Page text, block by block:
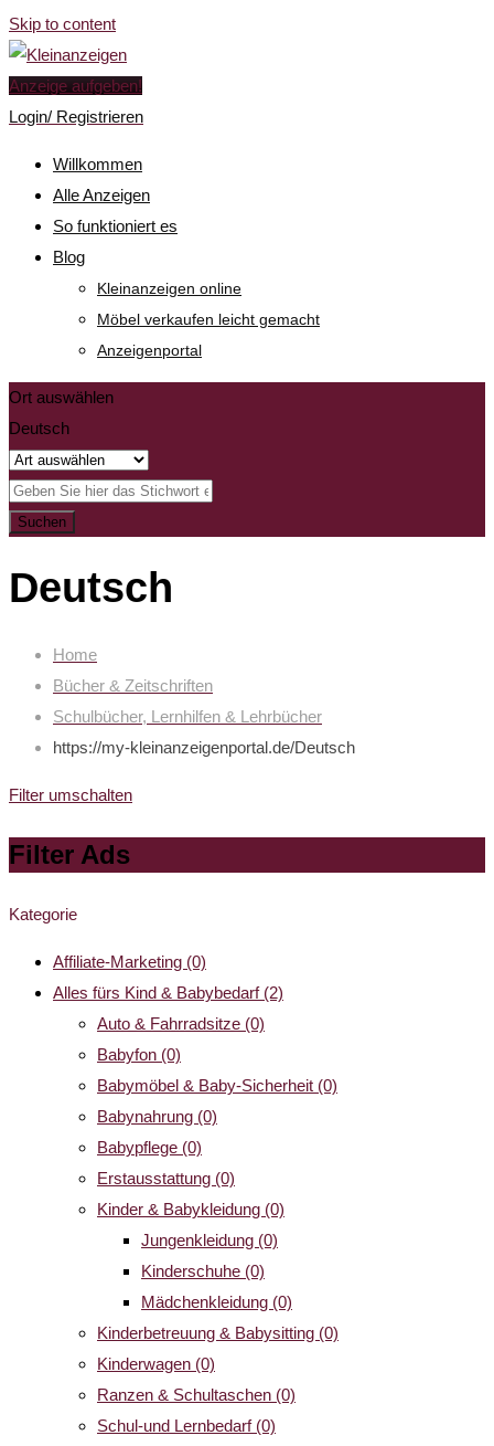
Skip to content
Anzeige aufgeben!
Login/ Registrieren
Willkommen
Alle Anzeigen
So funktioniert es
Blog
Kleinanzeigen online
Möbel verkaufen leicht gemacht
Anzeigenportal
Ort auswählen
Deutsch
Suchen
Deutsch
Home
Bücher & Zeitschriften
Schulbücher, Lernhilfen & Lehrbücher
https://my-kleinanzeigenportal.de/Deutsch
Filter umschalten
Filter Ads
Kategorie
Affiliate-Marketing (0)
Alles fürs Kind & Babybedarf (2)
Auto & Fahrradsitze (0)
Babyfon (0)
Babymöbel & Baby-Sicherheit (0)
Babynahrung (0)
Babypflege (0)
Erstausstattung (0)
Kinder & Babykleidung (0)
Jungenkleidung (0)
Kinderschuhe (0)
Mädchenkleidung (0)
Kinderbetreuung & Babysitting (0)
Kinderwagen (0)
Ranzen & Schultaschen (0)
Schul-und Lernbedarf (0)